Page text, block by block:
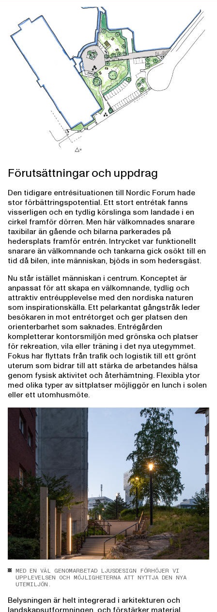
Förutsättningar och uppdrag
Den tidigare entrésituationen till Nordic Forum hade
stor förbättringspotential. Ett stort entrétak fanns
visserligen och en tydlig körslinga som landade i en
cirkel framför dörren. Men här välkomnades snarare
taxibilar än gående och bilarna parkerades på
hedersplats framför entrén. Intrycket var funktionellt
snarare än välkomnande och tankarna gick osökt till en
tid då bilen, inte människan, bjöds in som hedersgäst.
Nu står istället människan i centrum. Konceptet är
anpassat för att skapa en välkomnande, tydlig och
attraktiv entréupplevelse med den nordiska naturen
som inspirationskälla. Ett pelarkantat gångstråk leder
besökaren in mot entrétorget och ger platsen den
orienterbarhet som saknades. Entrégården
kompletterar kontorsmiljön med grönska och platser
för rekreation, vila eller träning i det nya utegymmet.
Fokus har flyttats från trafik och logistik till ett grönt
uterum som bidrar till att stärka de arbetandes hälsa
genom fysisk aktivitet och återhämtning. Flexibla ytor
med olika typer av sittplatser möjliggör en lunch i solen
eller ett utomhusmöte.
MED EN VÄL GENOMARBETAD LJUSDESIGN FÖRHÖJER VI
UPPLEVELSEN OCH MÖJLIGHETERNA ATT NYTTJA DEN NYA
UTEMILJÖN.
Belysningen är helt integrerad i arkitekturen och
landskapsutformningen, och förstärker material,